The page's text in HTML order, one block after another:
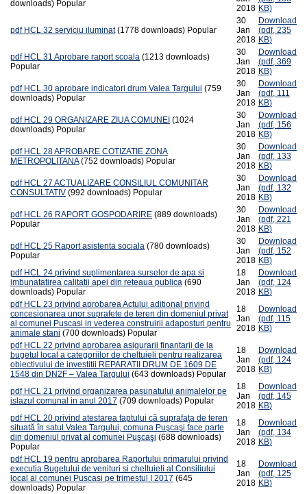
downloads) Popular
2018 KB)
pdf HCL 32 serviciu iluminat (1778 downloads) Popular
30
Jan
2018
Download
(pdf, 235
KB)
pdf HCL 31 Aprobare raport scoala (1213 downloads)
Popular
30
Jan
2018
Download
(pdf, 369
KB)
pdf HCL 30 aprobare indicatori drum Valea Targului (759
downloads) Popular
30
Jan
2018
Download
(pdf, 111
KB)
pdf HCL 29 ORGANIZARE ZIUA COMUNEI (1024
downloads) Popular
30
Jan
2018
Download
(pdf, 156
KB)
pdf HCL 28 APROBARE COTIZATIE ZONA
METROPOLITANA (752 downloads) Popular
30
Jan
2018
Download
(pdf, 133
KB)
pdf HCL 27 ACTUALIZARE CONSILIUL COMUNITAR
CONSULTATIV (992 downloads) Popular
30
Jan
2018
Download
(pdf, 132
KB)
pdf HCL 26 RAPORT GOSPODARIRE (889 downloads)
Popular
30
Jan
2018
Download
(pdf, 221
KB)
pdf HCL 25 Raport asistenta sociala (780 downloads)
Popular
30
Jan
2018
Download
(pdf, 152
KB)
pdf HCL 24 privind suplimentarea surselor de apa si
imbunatatirea calitatii apei din reteaua publica (690
downloads) Popular
18
Jan
2018
Download
(pdf, 124
KB)
pdf HCL 23 privind aprobarea Actului aditional privind
concesionarea unor suprafete de teren din domeniul privat
al comunei Puscasi in vederea construirii adaposturi pentru
animale stani (700 downloads) Popular
18
Jan
2018
Download
(pdf, 115
KB)
pdf HCL 22 privind aprobarea asigurarii finantarii de la
bugetul local a categoriilor de cheltuieli pentru realizarea
obiectivului de investitii REPARATII DRUM DE 1609 DE
1548 din DN2F – Valea Targului (643 downloads) Popular
18
Jan
2018
Download
(pdf, 124
KB)
pdf HCL 21 privind organizarea pasunatului animalelor pe
islazul comunal in anul 2017 (709 downloads) Popular
18
Jan
2018
Download
(pdf, 145
KB)
pdf HCL 20 privind atestarea faptului că suprafaţa de teren
situată în satul Valea Targului, comuna Puşcaşi face parte
din domeniul privat al comunei Puşcaşi (688 downloads)
Popular
18
Jan
2018
Download
(pdf, 134
KB)
pdf HCL 19 pentru aprobarea Raportului primarului privind
executia Bugetului de venituri si cheltuieli al Consiliului
local al comunei Puscasi pe trimestul I 2017 (645
downloads) Popular
18
Jan
2018
Download
(pdf, 125
KB)